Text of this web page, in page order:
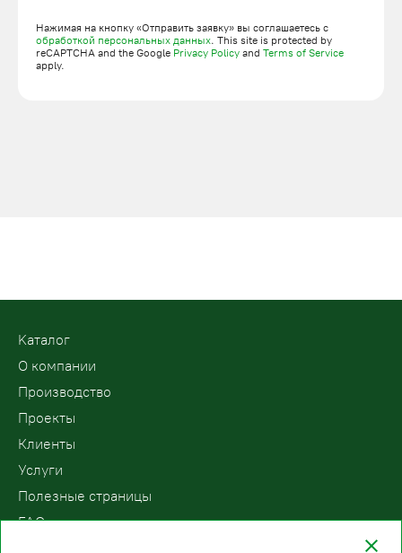
Нажимая на кнопку «Отправить заявку» вы соглашаетесь с
обработкой персональных данных. This site is protected by
reCAPTCHA and the Google Privacy Policy and Terms of Service
apply.
Kаталог
О компании
Производство
Проекты
Клиенты
Услуги
Полезные страницы
FAQ